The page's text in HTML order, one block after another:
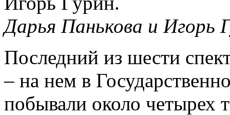
Дарья Панькова и Игорь
Последний из шести
– на нем в
побывали около четырех